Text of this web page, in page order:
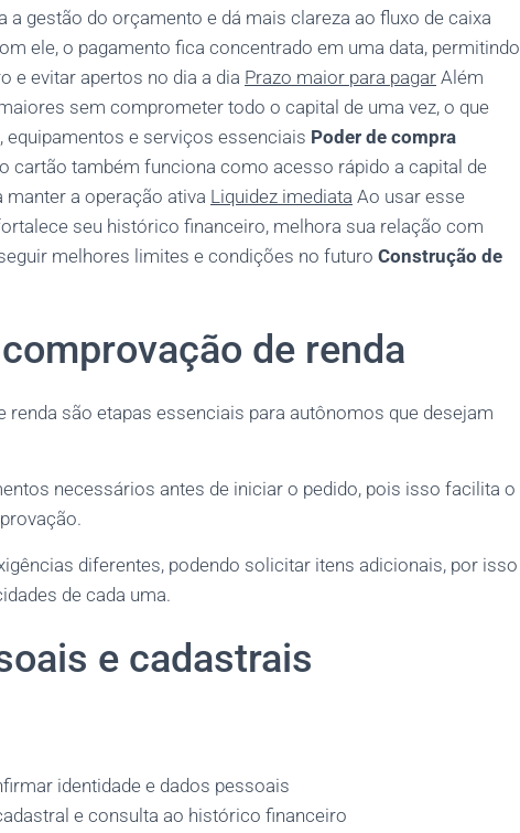
gestão do orçamento e dá mais clareza ao fluxo de caixa
ele, o pagamento fica concentrado em uma data, permitindo
e evitar apertos no dia a dia Prazo maior para pagar Além
sem comprometer todo o capital de uma vez, o que
e serviços essenciais Poder de compra
cartão também funciona como acesso rápido a capital de
a operação ativa Liquidez imediata Ao usar esse
seu histórico financeiro, melhora sua relação com
melhores limites e condições no futuro Construção de
de renda
são etapas essenciais para autônomos que desejam
necessários antes de iniciar o pedido, pois isso facilita o
diferentes, podendo solicitar itens adicionais, por isso
de cada uma.
e cadastrais
identidade e dados pessoais
e consulta ao histórico financeiro